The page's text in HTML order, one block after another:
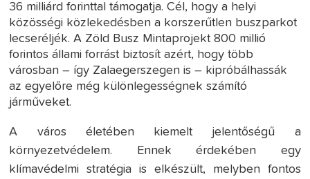
36 milliárd forinttal támogatja. Cél, hogy a helyi
közösségi közlekedésben a korszerűtlen buszparkot
lecseréljék. A Zöld Busz Mintaprojekt 800 millió
forintos állami forrást biztosít azért, hogy több
városban – így Zalaegerszegen is – kipróbálhassák
az egyelőre még különlegességnek számító
járműveket.
A város életében kiemelt jelentőségű a
környezetvédelem. Ennek érdekében egy
klímavédelmi stratégia is elkészült, melyben fontos